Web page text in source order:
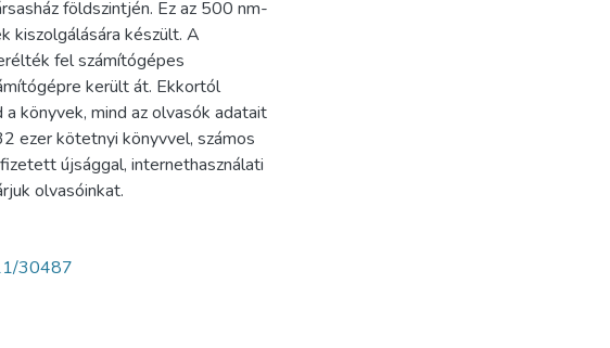
földszintjén. Ez az 500 nm-
kiszolgálására készült. A
fel számítógépes
került át. Ekkortól
könyvek, mind az olvasók adatait
ezer kötetnyi könyvvel, számos
újsággal, internethasználati
olvasóinkat.
30487